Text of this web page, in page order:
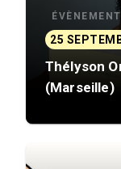
ÉVÈNEMENT
25
Thélyson
(Marseille)